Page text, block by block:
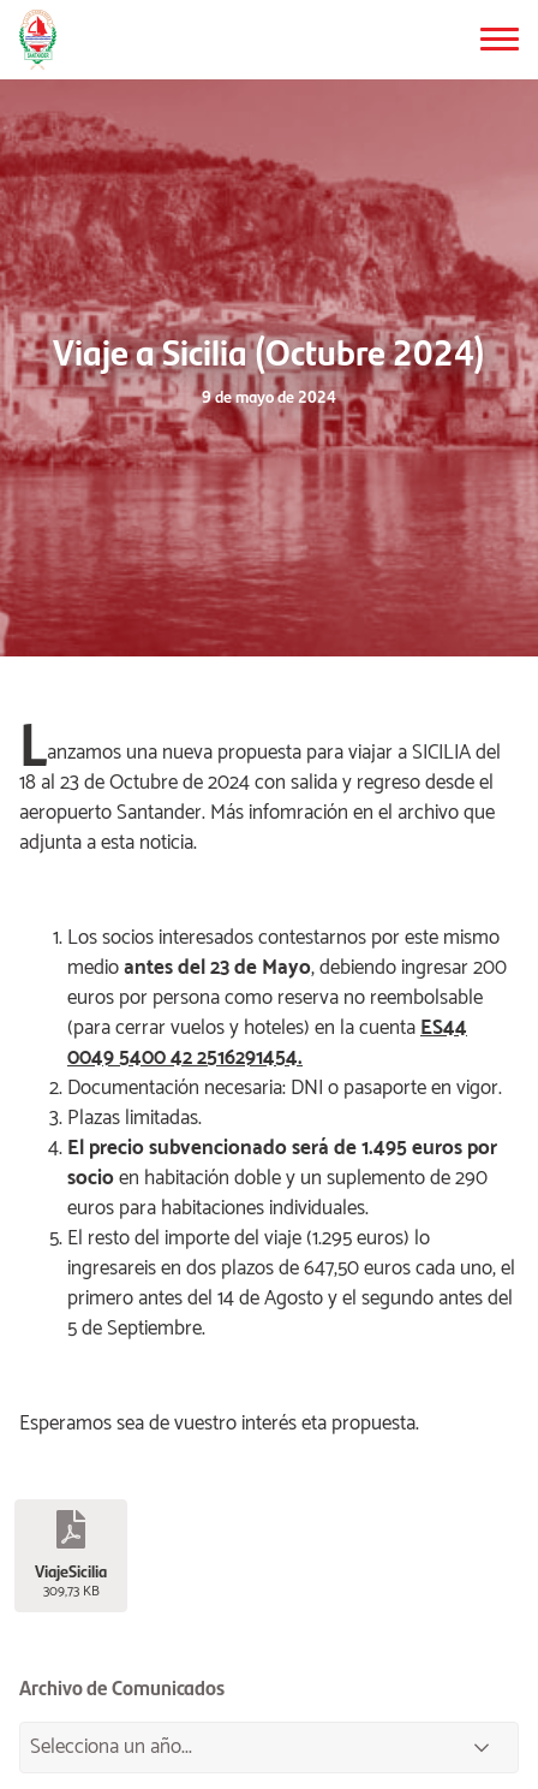
Saltar
al
contenido
Viaje a Sicilia (Octubre 2024)
9 de mayo de 2024
Lanzamos una nueva propuesta para viajar a SICILIA del
18 al 23 de Octubre de 2024 con salida y regreso desde el
aeropuerto Santander. Más infomración en el archivo que
adjunta a esta noticia.
Los socios interesados contestarnos por este mismo
medioantes del 23 de Mayo, debiendo ingresar 200
euros por persona como reserva no reembolsable
(para cerrar vuelos y hoteles) en la cuentaES44
0049 5400 42 2516291454.
Documentación necesaria: DNI o pasaporte en vigor.
Plazas limitadas.
El precio subvencionado será de 1.495 euros por
socioen habitación doble y un suplemento de 290
euros para habitaciones individuales.
El resto del importe del viaje (1.295 euros) lo
ingresareis en dos plazos de 647,50 euros cada uno, el
primero antes del 14 de Agosto y el segundo antes del
5 de Septiembre.
Esperamos sea de vuestro interés eta propuesta.
ViajeSicilia
309,73 KB
Archivo de Comunicados